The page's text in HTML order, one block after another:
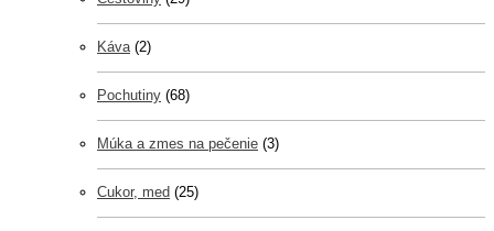
Káva (2)
Pochutiny (68)
Múka a zmes na pečenie (3)
Cukor, med (25)